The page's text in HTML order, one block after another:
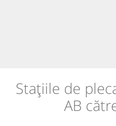
Stațiile de
AB